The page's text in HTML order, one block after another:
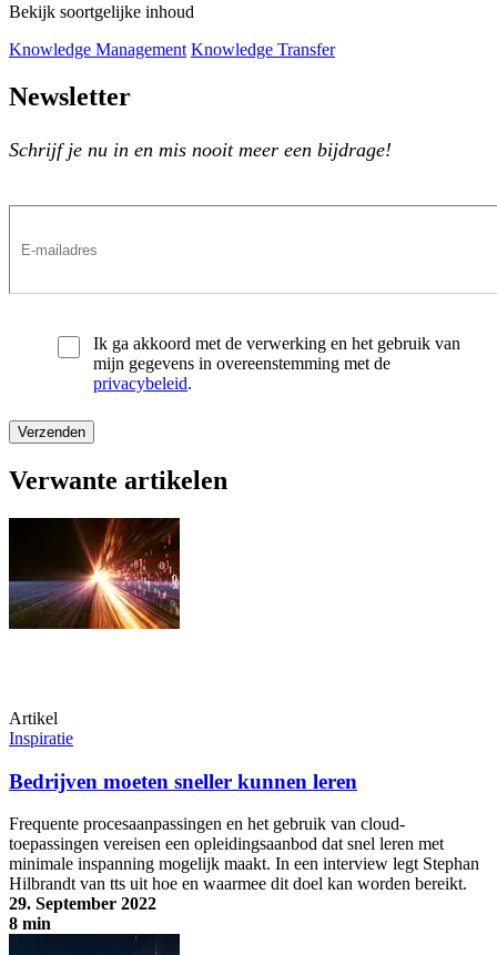
Bekijk soortgelijke inhoud
Knowledge Management Knowledge Transfer
Newsletter
Schrijf je nu in en mis nooit meer een bijdrage!
Ik ga akkoord met de verwerking en het gebruik van
mijn gegevens in overeenstemming met de
privacybeleid.
Verwante artikelen
Artikel
Inspiratie
Bedrijven moeten sneller kunnen leren
Frequente procesaanpassingen en het gebruik van cloud-
toepassingen vereisen een opleidingsaanbod dat snel leren met
minimale inspanning mogelijk maakt. In een interview legt Stephan
Hilbrandt van tts uit hoe en waarmee dit doel kan worden bereikt.
29. September 2022
8 min
Bedrijven moeten sneller kunnen leren